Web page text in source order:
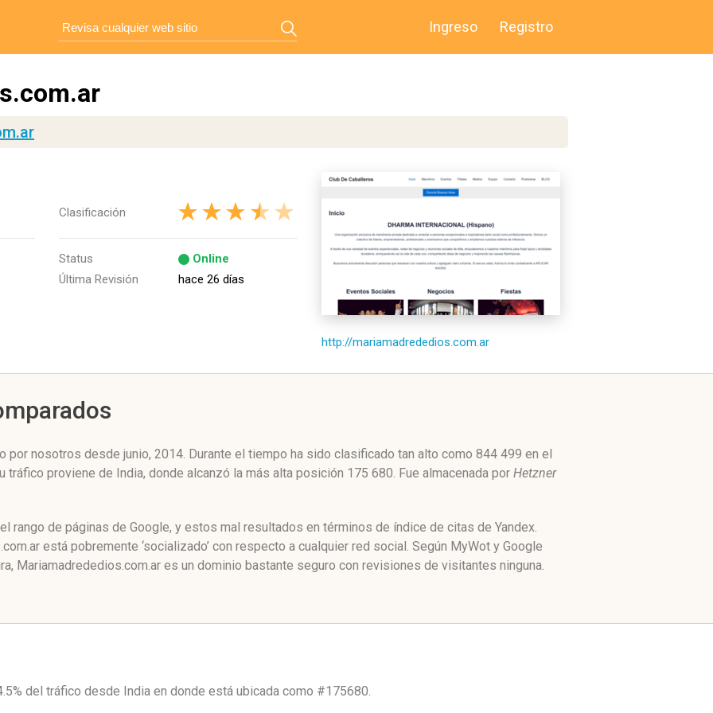
Ingreso Registro
Clasificación
Status
Online
Última Revisión
hace 26 días
http://mariamadrededios.com.ar
por nosotros desde junio, 2014. Durante el tiempo ha sido clasificado tan alto como 844 499 en el
tráfico proviene de India, donde alcanzó la más alta posición 175 680. Fue almacenada por Hetzner
rango de páginas de Google, y estos mal resultados en términos de índice de citas de Yandex.
está pobremente ‘socializado’ con respecto a cualquier red social. Según MyWot y Google
Mariamadrededios.com.ar es un dominio bastante seguro con revisiones de visitantes ninguna.
del tráfico desde India en donde está ubicada como #175680.